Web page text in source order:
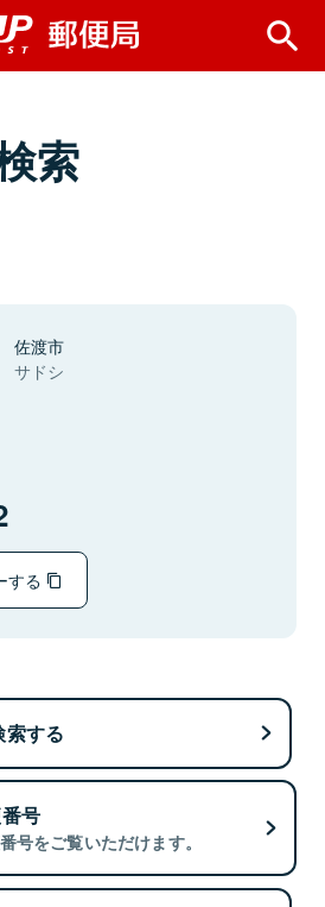
索
佐渡市
サドシ
する
する
号
号をご覧いただけます。